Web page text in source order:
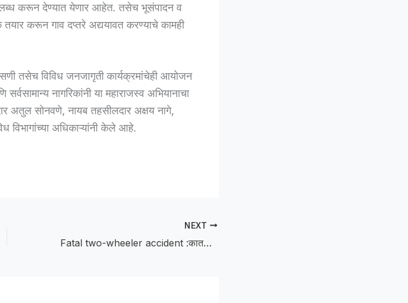
करून देण्यात येणार आहेत. तसेच भूसंपादन व
करून गाव दप्तरे अद्ययावत करण्याचे कामही
तसेच विविध जनजागृती कार्यक्रमांचेही आयोजन
नागरिकांनी या महाराजस्व अभियानाचा
अतुल सोनवणे, नायब तहसीलदार अक्षय नागे,
विभागांच्या अधिकाऱ्यांनी केले आहे.
NEXT
Fatal two-wheeler accident :कातखेड–विझोरा मार्गावर दुचाकीचा भीषण अपघात; तरुण गंभीर जखमी